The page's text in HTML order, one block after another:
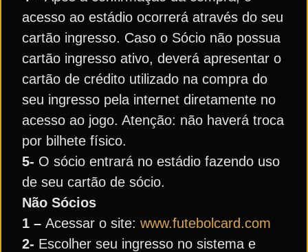
acesso ao estádio ocorrerá através do seu
cartão ingresso. Caso o Sócio não possua
cartão ingresso ativo, deverá apresentar o
cartão de crédito utilizado na compra do
seu ingresso pela internet diretamente no
acesso ao jogo. Atenção: não haverá troca
por bilhete físico.
5- O sócio entrará no estádio fazendo uso
de seu cartão de sócio.
Não Sócios
1 – Acessar o site: www.futebolcard.com
2- Escolher seu ingresso no sistema e